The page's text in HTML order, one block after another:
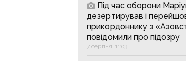
Під час оборони
дезертирував і
прикордоннику з
повідомили про підозру
7 серпня, 11:03